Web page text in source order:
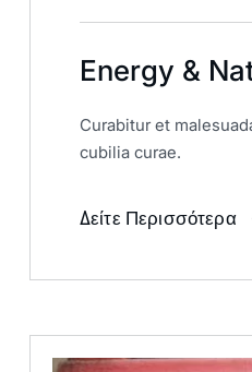
Energy &
Curabitur et
cubilia curae.
Δείτε Περισσότερα